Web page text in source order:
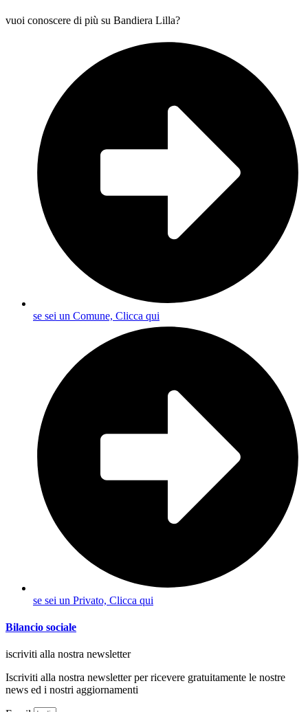
vuoi conoscere di più su Bandiera Lilla?
se sei un Comune, Clicca qui
se sei un Privato, Clicca qui
Bilancio sociale
iscriviti alla nostra newsletter
Iscriviti alla nostra newsletter per ricevere gratuitamente le nostre
news ed i nostri aggiornamenti